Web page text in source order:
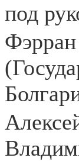
под